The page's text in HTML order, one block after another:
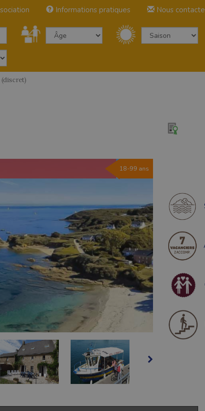
Informations pratiques Nous
(discret)
18-99 ans